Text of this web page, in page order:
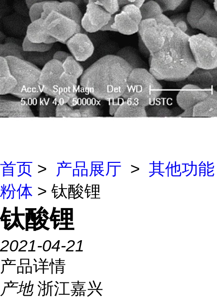
首页 > 产品展厅 > 其他功能
粉体 > 钛酸锂
钛酸锂
2021-04-21
产品详情
产地 浙江嘉兴